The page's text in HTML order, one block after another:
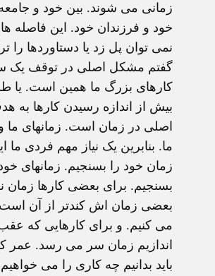
زمانی می شوند. بین خود و
خود و فرزندان خود. این فاصله
نمی توان پل زد یا دستاوردها را
گفتم مشکل اصلی در توقف یک
کارهای بزرگ ما همین است. یا
بیش از اندازه رسیدن کارها به
اصلی در زمان است. زمانهای ما
ما. بنابرین یک نیاز مهم فردی
زمان خود را بسنجیم. زمانهای
بسنجیم. برای بعضی کارها زمان
بعضی زمان اش کندتر از آن است
می کنیم. و برای کارهایی که
اندازیم زمان سر می رسد. عمر
باید بدانیم چه کاری را می